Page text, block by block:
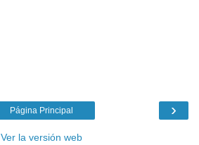
›
Página Principal
Ver la versión web